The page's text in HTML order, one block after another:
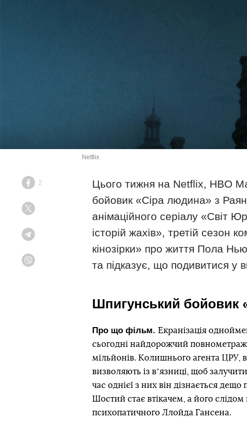
Netflix
Facebook
2
Цього тижня на Netflix, HBO
бойовик «Сіра людина» з
анімаційного серіалу «Світ
історій жахів», третій сезон
кінозірки» про життя Пола
та підказує, що подивитися у
Шпигунський бойовик
Про що фільм. Екранізація
сьогодні найдорожчий
мільйонів. Колишнього агента ЦРУ,
визволяють із вʼязниці, щоб
час однієї з них він дізнається
Шостий стає втікачем, а його
психопатичного Ллойда Гансена.